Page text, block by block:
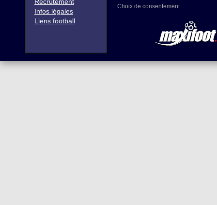
Infos légales
Liens football
Choix de consentement